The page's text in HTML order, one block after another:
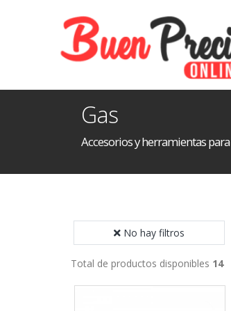
Gas
Accesorios y herramientas
No hay filtros
Total de productos disponibles 14